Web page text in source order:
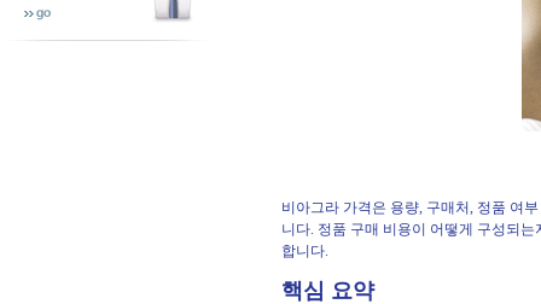
비아그라 가격은 용량, 구매처, 정품 여
니다. 정품 구매 비용이 어떻게 구성되
합니다.
핵심 요약